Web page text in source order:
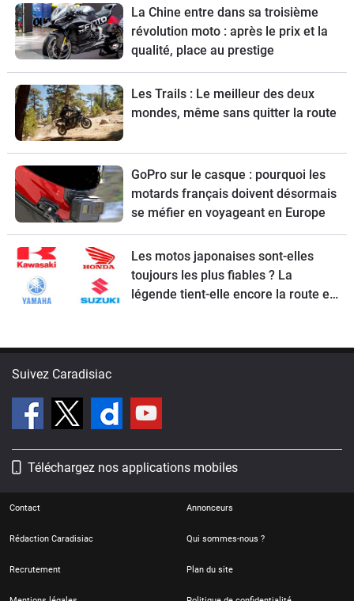
La Chine entre dans sa troisième
révolution moto : après le prix et la
qualité, place au prestige
Les Trails : Le meilleur des deux
mondes, même sans quitter la route
GoPro sur le casque : pourquoi les
motards français doivent désormais
se méfier en voyageant en Europe
Les motos japonaises sont-elles
toujours les plus fiables ? La
légende tient-elle encore la route en
Suivez Caradisiac
Téléchargez nos applications mobiles
Contact Annonceurs
Rédaction Caradisiac Qui sommes-nous ?
Recrutement Plan du site